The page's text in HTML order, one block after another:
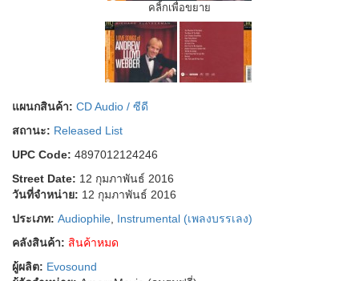
คลิ้กเพื่อขยาย
แผนกสินค้า: CD Audio / ซีดี
สถานะ: Released List
UPC Code: 4897012124246
Street Date: 12 กุมภาพันธ์ 2016
วันที่จำหน่าย: 12 กุมภาพันธ์ 2016
ประเภท: Audiophile Instrumental (เพลงบรรเลง)
คลังสินค้า: สินค้าหมด
ผู้ผลิต: Evosound